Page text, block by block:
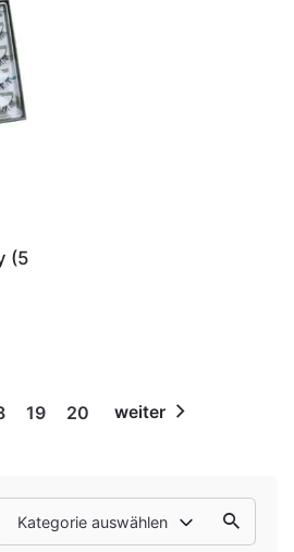
Kategorie auswählen
(5
€.
19 20 weiter